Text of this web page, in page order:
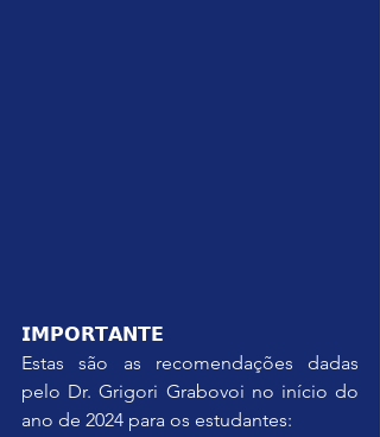
𝗜𝗠𝗣𝗢𝗥𝗧𝗔𝗡𝗧𝗘
Estas são as recomendações dadas
pelo Dr. Grigori Grabovoi no início do
ano de 2024 para os estudantes: